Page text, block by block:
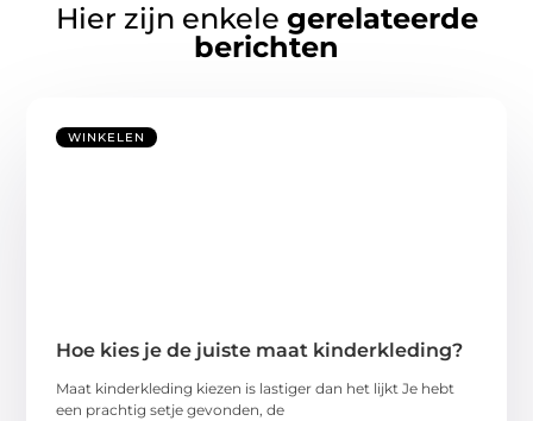
Hier zijn enkele gerelateerde
berichten
WINKELEN
Hoe kies je de juiste maat kinderkleding?
Maat kinderkleding kiezen is lastiger dan het lijkt Je hebt
een prachtig setje gevonden, de